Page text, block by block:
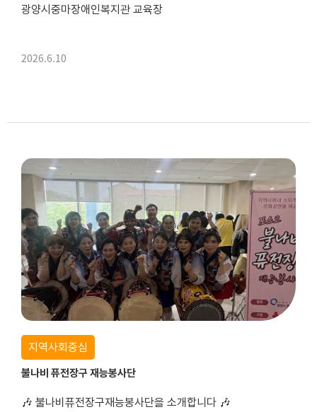
광양시중마장애인복지관 교육장
2026.6.10
지역사회중심
불나비 퓨전장구 재능봉사단
🎶 불나비퓨전장구재능봉사단을 소개합니다 🎶